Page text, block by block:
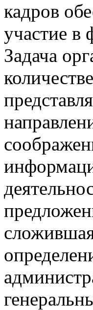
кадров
участие в
Задача